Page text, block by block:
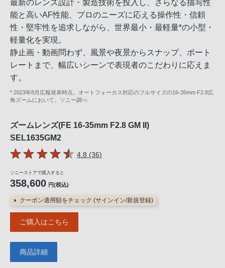
最新のレンズ設計・製造技術を投入し、さらなる描写性
能と高いAF性能、プロのニーズに応える操作性・信頼
性・堅牢性を追求しながら、世界最小・最軽量*の小型・
軽量化を実現。
静止画・動画問わず、風景や夜景からスナップ、ポート
レートまで、幅広いシーンで表現者のこだわりに応えま
す。
* 2023年8月広報発表時点。オートフォーカス対応のフルサイズの16-35mm F2.8広
角ズームにおいて。ソニー調べ
ズームレンズ(FE 16-35mm F2.8 GM II)
SEL1635GM2
5つの星のうち
4.8 (36件のレビュー
)
ソニーストアで購入すると
358,600 円(税込)
クーポン適用額をチェック (サインイン/新規登録)
ご購入はこちら
商品詳細